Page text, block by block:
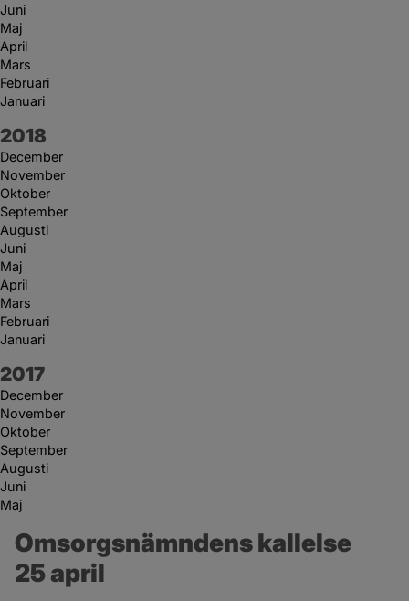
Juni
Maj
April
Mars
Februari
Januari
År:
2018
December
November
Oktober
September
Augusti
Juni
Maj
April
Mars
Februari
Januari
År:
2017
December
November
Oktober
September
Augusti
Juni
Maj
Omsorgsnämndens kallelse
25 april